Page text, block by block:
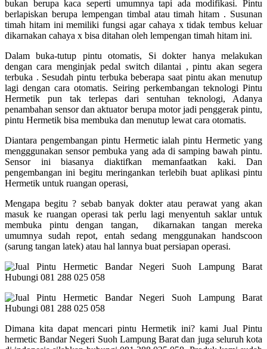
bukan berupa kaca seperti umumnya tapi ada modifikasi. Pintu
berlapiskan berupa lempengan timbal atau timah hitam . Susunan
timah hitam ini memiliki fungsi agar cahaya x tidak tembus keluar
dikarnakan cahaya x bisa ditahan oleh lempengan timah hitam ini.
Dalam buka-tutup pintu otomatis, Si dokter hanya melakukan
dengan cara menginjak pedal switch dilantai , pintu akan segera
terbuka . Sesudah pintu terbuka beberapa saat pintu akan menutup
lagi dengan cara otomatis. Seiring perkembangan teknologi Pintu
Hermetik pun tak terlepas dari sentuhan teknologi, Adanya
penambahan sensor dan aktuator berupa motor jadi penggerak pintu,
pintu Hermetik bisa membuka dan menutup lewat cara otomatis.
Diantara pengembangan pintu Hermetic ialah pintu Hermetic yang
mengggunakan sensor pembuka yang ada di samping bawah pintu.
Sensor ini biasanya diaktifkan memanfaatkan kaki. Dan
pengembangan ini begitu meringankan terlebih buat aplikasi pintu
Hermetik untuk ruangan operasi,
Mengapa begitu ? sebab banyak dokter atau perawat yang akan
masuk ke ruangan operasi tak perlu lagi menyentuh saklar untuk
membuka pintu dengan tangan, dikarnakan tangan mereka
umumnya sudah repot, entah sedang menggunakan handscoon
(sarung tangan latek) atau hal lannya buat persiapan operasi.
Dimana kita dapat mencari pintu Hermetik ini? kami Jual Pintu
hermetic Bandar Negeri Suoh Lampung Barat dan juga seluruh kota